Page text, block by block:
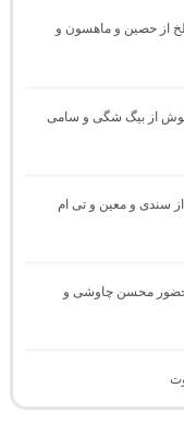
از حصین و ماهسون و
گوش از بیگ شگی و سامی
از سندی و معین و تی ام
جی یاشار با حضور محسن چاوشی و